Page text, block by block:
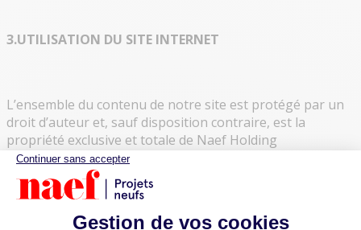
3.UTILISATION DU SITE INTERNET
L’ensemble du contenu de notre site est protégé par un
droit d’auteur et, sauf disposition contraire, est la
propriété exclusive et totale de Naef Holding
S.A. Le fait d’ouvrir des pages, de les télécharger ou de les
copier ne conduit pas à l’acquisition de droits (droits
d’utilisation, droits de propriété intellectuelle, etc.). Sauf